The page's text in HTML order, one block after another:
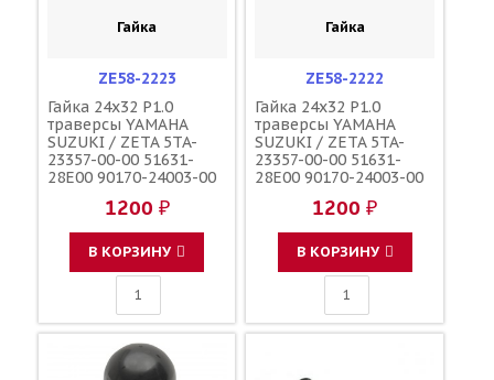
Гайка
ZE58-2223
Гайка 24x32 P1.0
траверсы YAMAHA
SUZUKI / ZETA 5TA-
23357-00-00 51631-
28E00 90170-24003-00
1200 ₽
В КОРЗИНУ
Гайка
ZE58-2222
Гайка 24x32 P1.0
траверсы YAMAHA
SUZUKI / ZETA 5TA-
23357-00-00 51631-
28E00 90170-24003-00
1200 ₽
В КОРЗИНУ